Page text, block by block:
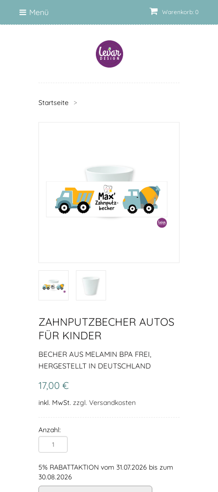
Warenkorb: 0
Menü
Startseite >
ZAHNPUTZBECHER AUTOS
FÜR KINDER
BECHER AUS MELAMIN BPA FREI,
HERGESTELLT IN DEUTSCHLAND
17,00 €
inkl. MwSt. zzgl. Versandkosten
Anzahl:
5% RABATTAKTION vom 31.07.2026 bis zum
30.08.2026